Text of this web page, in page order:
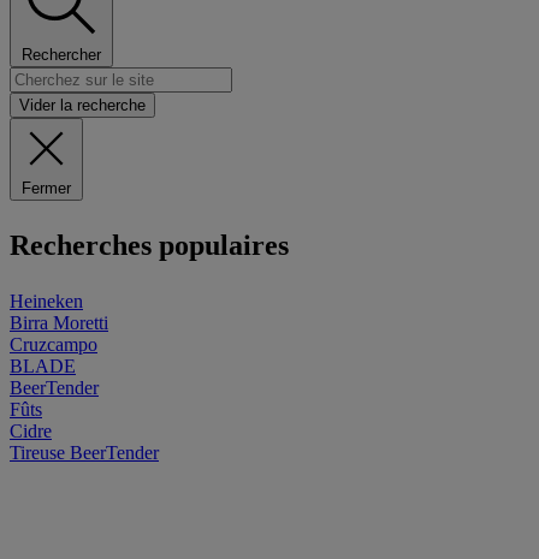
Rechercher
Vider la recherche
Fermer
Recherches populaires
Heineken
Birra Moretti
Cruzcampo
BLADE
BeerTender
Fûts
Cidre
Tireuse BeerTender